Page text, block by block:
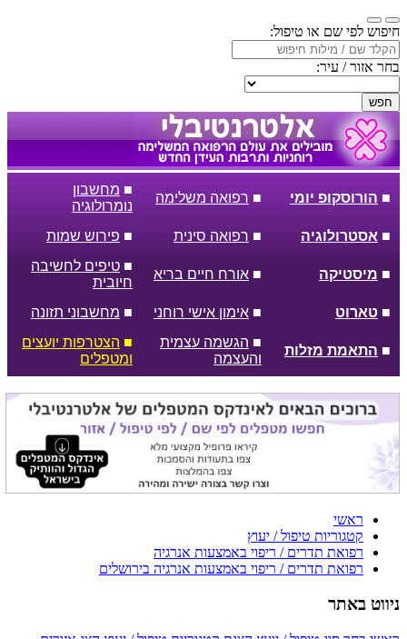
חיפוש לפי שם או טיפול:
בחר אזור / עיר:
חפש
■ הורוסקופ יומי ■ רפואה משלימה
■ מחשבון
נומרולוגיה
■ אסטרולוגיה ■ רפואה סינית ■ פירוש שמות
■ מיסטיקה ■ אורח חיים בריא
■ טיפים לחשיבה
חיובית
■ טארוט ■ אימון אישי רוחני ■ מחשבוני תזונה
■ התאמת מזלות
■ הגשמה עצמית
והעצמה
■ הצטרפות יועצים
ומטפלים
ראשי
קטגוריות טיפול / יעוץ
רפואת תדרים / ריפוי באמצעות אנרגיה
רפואת תדרים / ריפוי באמצעות אנרגיה בירושלים
ניווט באתר